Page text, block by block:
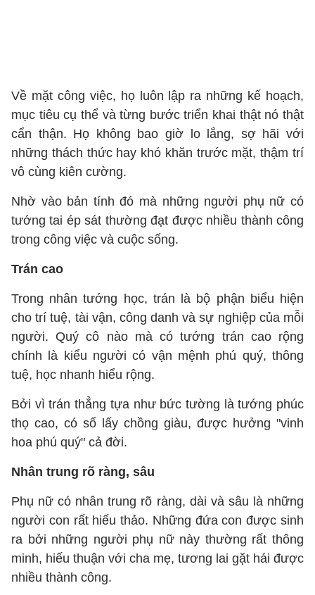
Về mặt công việc, họ luôn lập ra những kế hoạch,
mục tiêu cụ thể và từng bước triển khai thật nó thật
cẩn thận. Họ không bao giờ lo lắng, sợ hãi với
những thách thức hay khó khăn trước mặt, thậm trí
vô cùng kiên cường.
Nhờ vào bản tính đó mà những người phụ nữ có
tướng tai ép sát thường đạt được nhiều thành công
trong công việc và cuộc sống.
Trán cao
Trong nhân tướng học, trán là bộ phận biểu hiện
cho trí tuệ, tài vận, công danh và sự nghiệp của mỗi
người. Quý cô nào mà có tướng trán cao rộng
chính là kiểu người có vận mệnh phú quý, thông
tuệ, học nhanh hiểu rộng.
Bởi vì trán thẳng tựa như bức tường là tướng phúc
thọ cao, có số lấy chồng giàu, được hưởng "vinh
hoa phú quý" cả đời.
Nhân trung rõ ràng, sâu
Phụ nữ có nhân trung rõ ràng, dài và sâu là những
người con rất hiếu thảo. Những đứa con được sinh
ra bởi những người phụ nữ này thường rất thông
minh, hiếu thuận với cha mẹ, tương lai gặt hái được
nhiều thành công.